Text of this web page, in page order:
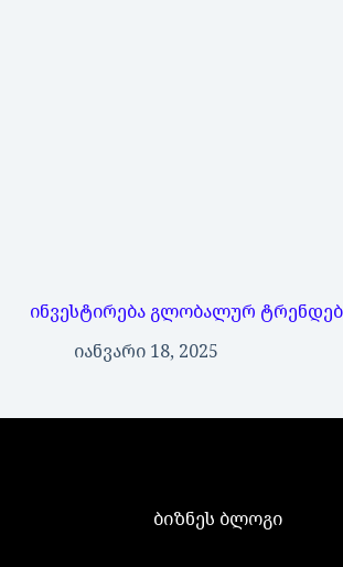
ინვესტირება გლობალურ
იანვარი 18, 2025
ბიზნეს ბლოგი